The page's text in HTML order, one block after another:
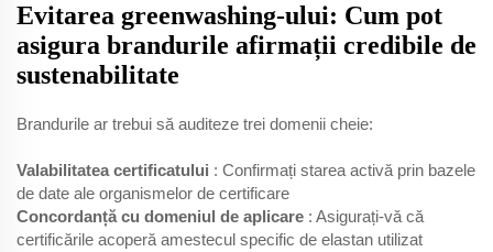
Evitarea greenwashing-ului: Cum pot
asigura brandurile afirmații credibile de
sustenabilitate
Brandurile ar trebui să auditeze trei domenii cheie:
Valabilitatea certificatului : Confirmați starea activă prin bazele
de date ale organismelor de certificare
Concordanță cu domeniul de aplicare : Asigurați-vă că
certificările acoperă amestecul specific de elastan utilizat